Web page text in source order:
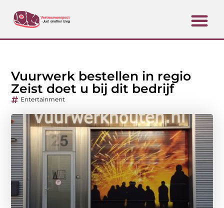
Vuurwerk bestellen in regio
Zeist doet u bij dit bedrijf
Entertainment